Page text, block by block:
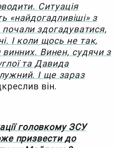
Ситуація
«найдогадливіші» з
почали здогадуватися,
І коли щось не так,
Винен, судячи з
та Давида
І ще зараз
він.
головкому ЗСУ
призвести до